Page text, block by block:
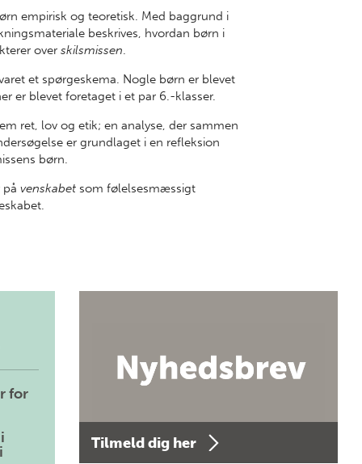
empirisk og teoretisk. Med baggrund i
beskrives, hvordan børn i
overskilsmissen.
et spørgeskema. Nogle børn er blevet
er blevet foretaget i et par 6.-klasser.
ret, lov og etik; en analyse, der sammen
er grundlaget i en refleksion
børn.
påvenskabet som følelsesmæssigt
for
Tilmeld dig her